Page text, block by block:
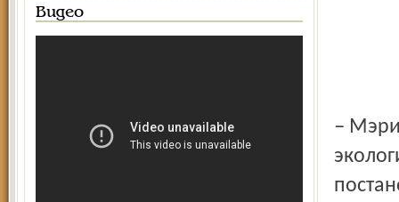
Видео
– Мэрия активно принимает участие в Днях защиты от